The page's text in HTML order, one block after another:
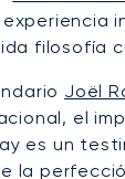
filosofía
Joël
el
es un
la